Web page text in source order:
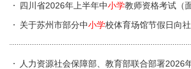
四川省2026年上半年中小学教师资格考试（
关于苏州市部分中小学校体育场馆节假日向
人力资源社会保障部、教育部联合部署2026